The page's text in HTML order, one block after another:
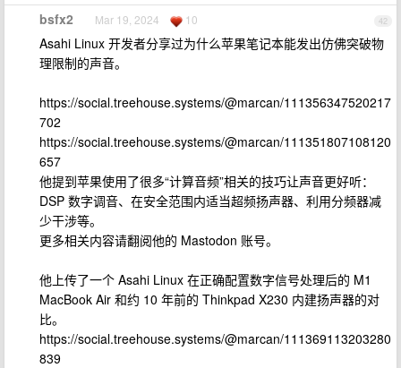
42
bsfx2 Mar 19, 2024 10
Asahi Linux 开发者分享过为什么苹果笔记本能发出仿佛突破物
理限制的声音。
https://social.treehouse.systems/@marcan/111356347520217
702
https://social.treehouse.systems/@marcan/111351807108120
657
他提到苹果使用了很多“计算音频”相关的技巧让声音更好听：
DSP 数字调音、在安全范围内适当超频扬声器、利用分频器减
少干涉等。
更多相关内容请翻阅他的 Mastodon 账号。
他上传了一个 Asahi Linux 在正确配置数字信号处理后的 M1
MacBook Air 和约 10 年前的 Thinkpad X230 内建扬声器的对
比。
https://social.treehouse.systems/@marcan/111369113203280
839